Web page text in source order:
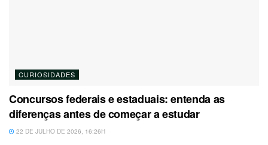
CURIOSIDADES
Concursos federais e estaduais: entenda as
diferenças antes de começar a estudar
22 DE JULHO DE 2026, 16:26H